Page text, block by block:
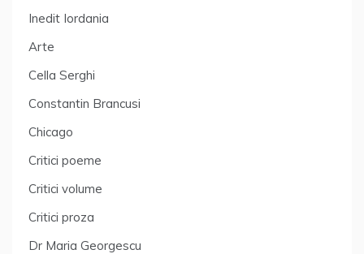
Inedit Iordania
Arte
Cella Serghi
Constantin Brancusi
Chicago
Critici poeme
Critici volume
Critici proza
Dr Maria Georgescu